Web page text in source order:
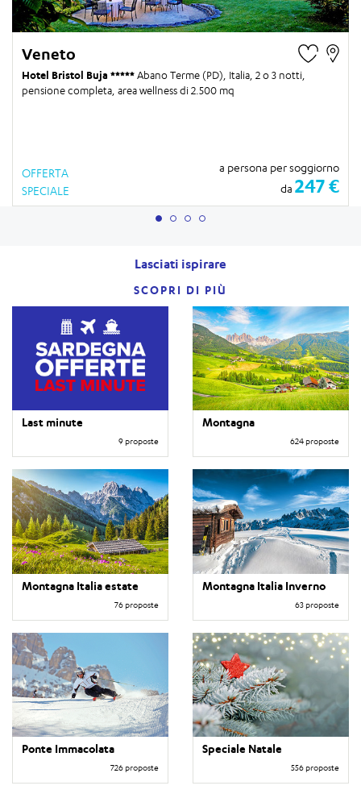
Veneto
Hotel Bristol Buja Abano Terme (PD), Italia, 2 o 3 notti
pensione completa, area wellness di 2.500 mq
OFFERTA
SPECIALE
a persona per soggiorno
da 247 €
Lasciati ispirare
SCOPRI DI PIÙ
Last minute
9 proposte
Montagna
624 proposte
Montagna Italia estate
76 proposte
Montagna Italia Inverno
63 proposte
Ponte Immacolata
726 proposte
Speciale Natale
556 proposte